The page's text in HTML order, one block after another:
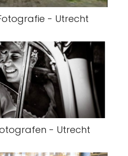
- Utrecht
fotografen - Utrecht